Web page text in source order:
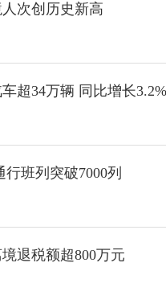
次创历史新高
超34万辆 同比增长3.2%
班列突破7000列
退税额超800万元